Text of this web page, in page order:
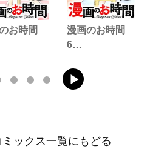
お時間
漫画のお時間
6…
ックス一覧にもどる